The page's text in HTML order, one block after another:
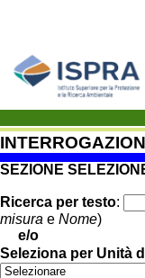
SEZIONE
Ricerca per testo:
misura e Nome)
e/o
Seleziona per Unità